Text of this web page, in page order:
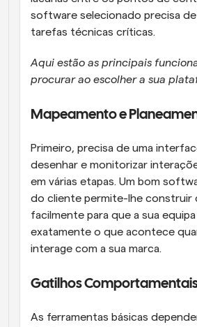
software selecionado precisa de
tarefas técnicas críticas.
Aqui estão as principais
procurar ao escolher a sua
Mapeamento e
Primeiro, precisa de uma
desenhar e monitorizar
em várias etapas. Um bom
do cliente permite-lhe construir
facilmente para que a sua equipa
exatamente o que acontece
interage com a sua marca.
Gatilhos
As ferramentas básicas